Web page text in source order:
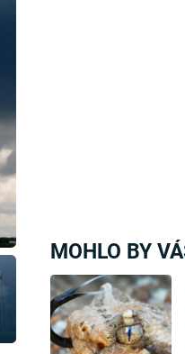
MOHLO BY